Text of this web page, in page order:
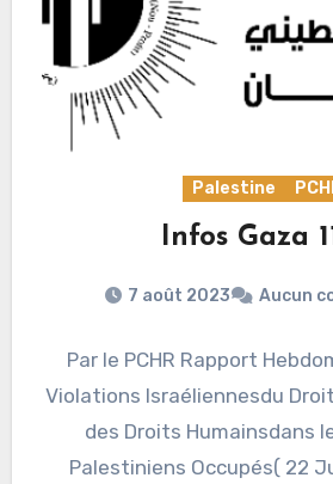
Palestine
Infos Gaza
7 août 2023 Aucun
Par le PCHR Rapport
Violations Israéliennesdu
des Droits Humainsdans
Palestiniens Occupés( 22